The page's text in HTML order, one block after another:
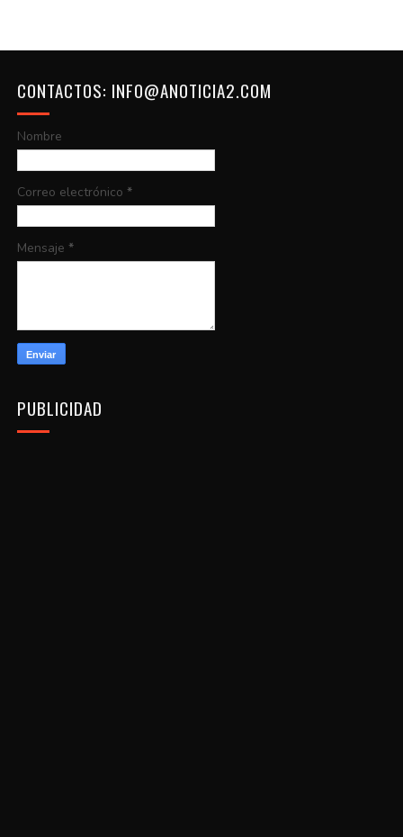
CONTACTOS: INFO@ANOTICIA2.COM
Nombre
Correo electrónico *
Mensaje *
PUBLICIDAD